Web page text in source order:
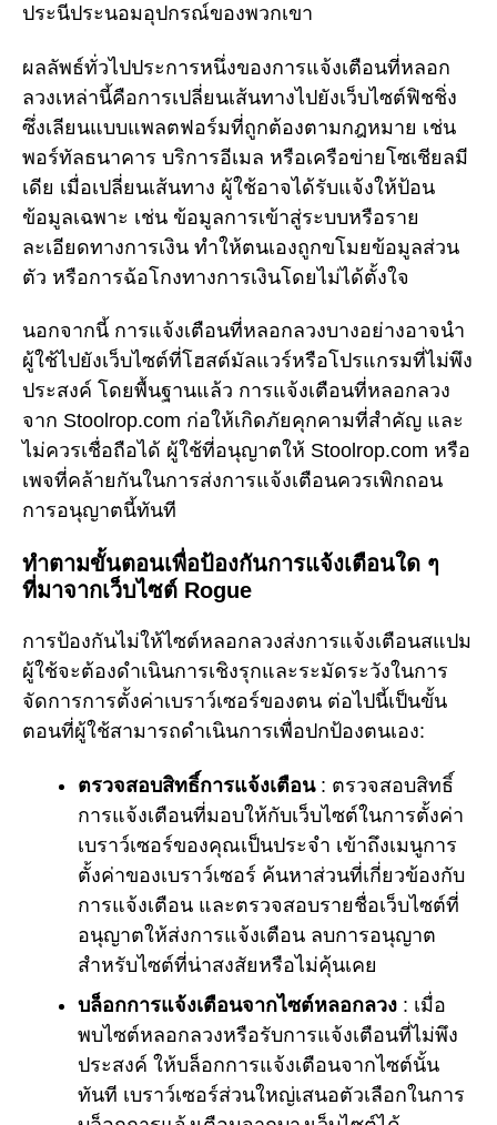
ประนีประนอมอุปกรณ์ของพวกเขา
ผลลัพธ์ทั่วไปประการหนึ่งของการแจ้งเตือนที่หลอก
ลวงเหล่านี้คือการเปลี่ยนเส้นทางไปยังเว็บไซต์ฟิชชิ่ง
ซึ่งเลียนแบบแพลตฟอร์มที่ถูกต้องตามกฎหมาย เช่น
พอร์ทัลธนาคาร บริการอีเมล หรือเครือข่ายโซเชียลมี
เดีย เมื่อเปลี่ยนเส้นทาง ผู้ใช้อาจได้รับแจ้งให้ป้อน
ข้อมูลเฉพาะ เช่น ข้อมูลการเข้าสู่ระบบหรือราย
ละเอียดทางการเงิน ทำให้ตนเองถูกขโมยข้อมูลส่วน
ตัว หรือการฉ้อโกงทางการเงินโดยไม่ได้ตั้งใจ
นอกจากนี้ การแจ้งเตือนที่หลอกลวงบางอย่างอาจนำ
ผู้ใช้ไปยังเว็บไซต์ที่โฮสต์มัลแวร์หรือโปรแกรมที่ไม่พึง
ประสงค์ โดยพื้นฐานแล้ว การแจ้งเตือนที่หลอกลวง
จาก Stoolrop.com ก่อให้เกิดภัยคุกคามที่สำคัญ และ
ไม่ควรเชื่อถือได้ ผู้ใช้ที่อนุญาตให้ Stoolrop.com หรือ
เพจที่คล้ายกันในการส่งการแจ้งเตือนควรเพิกถอน
การอนุญาตนี้ทันที
ทำตามขั้นตอนเพื่อป้องกันการแจ้งเตือนใด ๆ
ที่มาจากเว็บไซต์ Rogue
การป้องกันไม่ให้ไซต์หลอกลวงส่งการแจ้งเตือนสแปม
ผู้ใช้จะต้องดำเนินการเชิงรุกและระมัดระวังในการ
จัดการการตั้งค่าเบราว์เซอร์ของตน ต่อไปนี้เป็นขั้น
ตอนที่ผู้ใช้สามารถดำเนินการเพื่อปกป้องตนเอง:
ตรวจสอบสิทธิ์การแจ้งเตือน: ตรวจสอบสิทธิ์
การแจ้งเตือนที่มอบให้กับเว็บไซต์ในการตั้งค่า
เบราว์เซอร์ของคุณเป็นประจำ เข้าถึงเมนูการ
ตั้งค่าของเบราว์เซอร์ ค้นหาส่วนที่เกี่ยวข้องกับ
การแจ้งเตือน และตรวจสอบรายชื่อเว็บไซต์ที่
อนุญาตให้ส่งการแจ้งเตือน ลบการอนุญาต
สำหรับไซต์ที่น่าสงสัยหรือไม่คุ้นเคย
บล็อกการแจ้งเตือนจากไซต์หลอกลวง : เมื่อ
พบไซต์หลอกลวงหรือรับการแจ้งเตือนที่ไม่พึง
ประสงค์ ให้บล็อกการแจ้งเตือนจากไซต์นั้น
ทันที เบราว์เซอร์ส่วนใหญ่เสนอตัวเลือกในการ